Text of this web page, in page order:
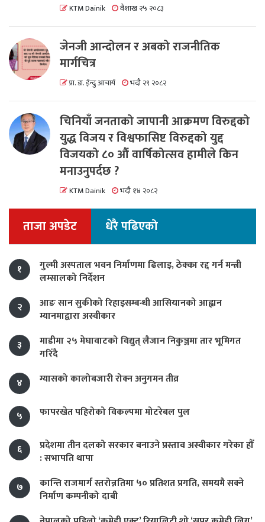
KTM Dainik वैशाख २५ २०८३
जेनजी आन्दोलन र अबको राजनीतिक
मार्गचित्र
प्रा. डा. ईन्दु आचार्य भदौ २९ २०८२
चिनियाँ जनताको जापानी आक्रमण विरुद्दको
युद्ध विजय र विश्वफासिष्ट विरुद्दको युद्द
विजयको ८० औं वार्षिकोत्सव हामीले किन
मनाउनुपर्दछ ?
KTM Dainik भदौ १४ २०८२
ताजा अपडेट धेरै पढिएको
१
गुल्मी अस्पताल भवन निर्माणमा ढिलाइ, ठेक्का रद्द गर्न मन्त्री
लम्सालको निर्देशन
२
आङ सान सुकीको रिहाइसम्बन्धी आसियानको आह्वान
म्यानमाद्वारा अस्वीकार
३
माडीमा २५ मेघावाटको विद्युत् लैजान निकुञ्जमा तार भूमिगत
गरिँदै
४
ग्यासको कालोबजारी रोक्न अनुगमन तीव्र
५ फापरखेत पहिरोको विकल्पमा मोटरेबल पुल
६
प्रदेशमा तीन दलको सरकार बनाउने प्रस्ताव अस्वीकार गरेका हौँ
: सभापति थापा
७
कान्ति राजमार्ग स्तरोन्नतिमा ५० प्रतिशत प्रगति, समयमै सक्ने
निर्माण कम्पनीको दाबी